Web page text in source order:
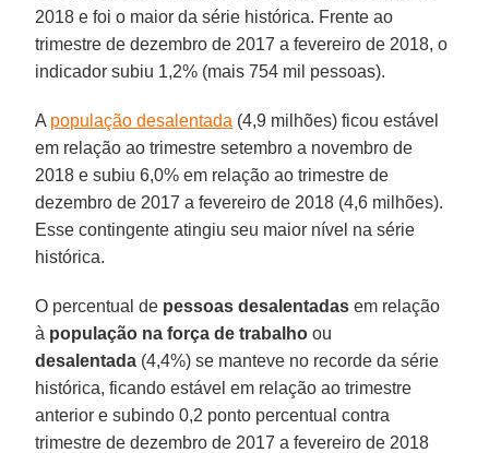
2018 e foi o maior da série histórica. Frente ao
trimestre de dezembro de 2017 a fevereiro de 2018, o
indicador subiu 1,2% (mais 754 mil pessoas).
A população desalentada (4,9 milhões) ficou estável
em relação ao trimestre setembro a novembro de
2018 e subiu 6,0% em relação ao trimestre de
dezembro de 2017 a fevereiro de 2018 (4,6 milhões).
Esse contingente atingiu seu maior nível na série
histórica.
O percentual de pessoas desalentadas em relação
à população na força de trabalho ou
desalentada (4,4%) se manteve no recorde da série
histórica, ficando estável em relação ao trimestre
anterior e subindo 0,2 ponto percentual contra
trimestre de dezembro de 2017 a fevereiro de 2018